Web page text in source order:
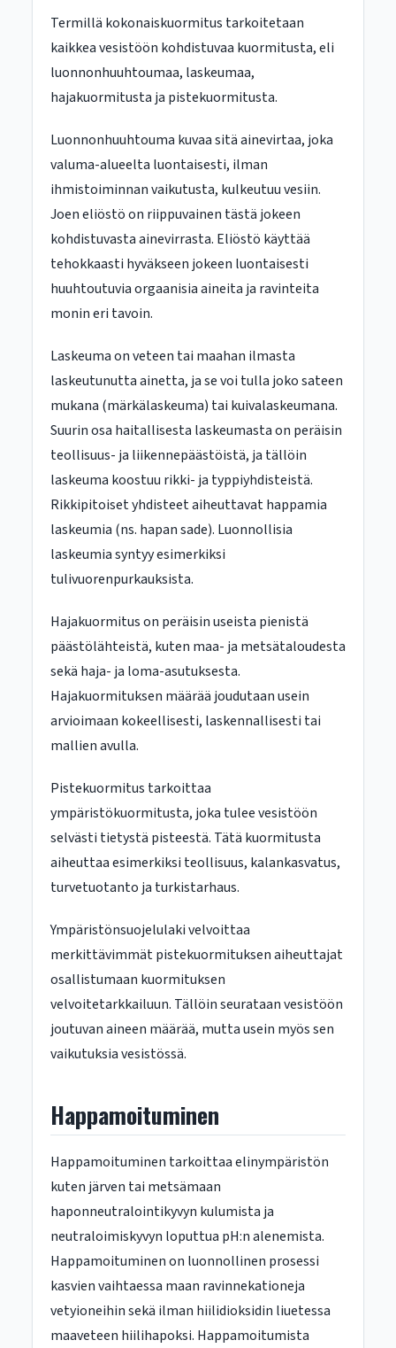
Termillä kokonaiskuormitus tarkoitetaan
kaikkea vesistöön kohdistuvaa kuormitusta, eli
luonnonhuuhtoumaa, laskeumaa,
hajakuormitusta ja pistekuormitusta.
Luonnonhuuhtouma kuvaa sitä ainevirtaa, joka
valuma-alueelta luontaisesti, ilman
ihmistoiminnan vaikutusta, kulkeutuu vesiin.
Joen eliöstö on riippuvainen tästä jokeen
kohdistuvasta ainevirrasta. Eliöstö käyttää
tehokkaasti hyväkseen jokeen luontaisesti
huuhtoutuvia orgaanisia aineita ja ravinteita
monin eri tavoin.
Laskeuma on veteen tai maahan ilmasta
laskeutunutta ainetta, ja se voi tulla joko sateen
mukana (märkälaskeuma) tai kuivalaskeumana.
Suurin osa haitallisesta laskeumasta on peräisin
teollisuus- ja liikennepäästöistä, ja tällöin
laskeuma koostuu rikki- ja typpiyhdisteistä.
Rikkipitoiset yhdisteet aiheuttavat happamia
laskeumia (ns. hapan sade). Luonnollisia
laskeumia syntyy esimerkiksi
tulivuorenpurkauksista.
Hajakuormitus on peräisin useista pienistä
päästölähteistä, kuten maa- ja metsätaloudesta
sekä haja- ja loma-asutuksesta.
Hajakuormituksen määrää joudutaan usein
arvioimaan kokeellisesti, laskennallisesti tai
mallien avulla.
Pistekuormitus tarkoittaa
ympäristökuormitusta, joka tulee vesistöön
selvästi tietystä pisteestä. Tätä kuormitusta
aiheuttaa esimerkiksi teollisuus, kalankasvatus,
turvetuotanto ja turkistarhaus.
Ympäristönsuojelulaki velvoittaa
merkittävimmät pistekuormituksen aiheuttajat
osallistumaan kuormituksen
velvoitetarkkailuun. Tällöin seurataan vesistöön
joutuvan aineen määrää, mutta usein myös sen
vaikutuksia vesistössä.
Happamoituminen
Happamoituminen tarkoittaa elinympäristön
kuten järven tai metsämaan
haponneutralointikyvyn kulumista ja
neutraloimiskyvyn loputtua pH:n alenemista.
Happamoituminen on luonnollinen prosessi
kasvien vaihtaessa maan ravinnekationeja
vetyioneihin sekä ilman hiilidioksidin liuetessa
maaveteen hiilihapoksi. Happamoitumista